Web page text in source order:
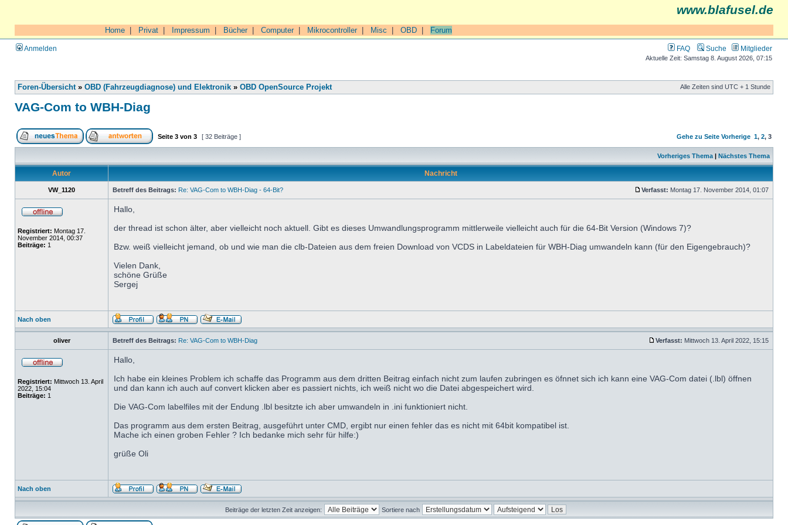
www.blafusel.de
Home Privat Impressum Bücher| Computer| Mikrocontroller| Misc OBD Forum
Anmelden FAQ Suche Mitglieder
Aktuelle Zeit: Samstag 8. August 2026, 07:15
Foren-Übersicht» OBD (Fahrzeugdiagnose) und Elektronik » OBD OpenSource Projekt Alle Zeiten sind UTC + 1 Stunde
VAG-Com to WBH-Diag
Seite 3 von 3 [ 32 Beiträge ] Gehe zu Seite Vorherige 1, 2, 3
Vorheriges Thema | Nächstes Thema
Autor Nachricht
VW_1120 Betreff des Beitrags: Re: VAG-Com to WBH-Diag - 64-Bit? Verfasst: Montag 17. November 2014, 01:07
Registriert: Montag 17.
November 2014, 00:37
Beiträge: 1
Hallo,
der thread ist schon älter, aber vielleicht noch aktuell. Gibt es dieses Umwandlungsprogramm mittlerweile vielleicht auch für die 64-Bit Version (Windows 7)?
Bzw. weiß vielleicht jemand, ob und wie man die clb-Dateien aus dem freien Download von VCDS in Labeldateien für WBH-Diag umwandeln kann (für den Eigengebrauch)?
Vielen Dank,
schöne Grüße
Sergej
Nach oben
oliver Betreff des Beitrags: Re: VAG-Com to WBH-Diag Verfasst: Mittwoch 13. April 2022, 15:15
Registriert: Mittwoch 13. April
2022, 15:04
Beiträge: 1
Hallo,
Ich habe ein kleines Problem ich schaffe das Programm aus dem dritten Beitrag einfach nicht zum laufen zubringen es öfnnet sich ich kann eine VAG-Com datei (.lbl) öffnen
und dan kann ich auch auf convert klicken aber es passiert nichts, ich weiß nicht wo die Datei abgespeichert wird.
Die VAG-Com labelfiles mit der Endung .lbl besitzte ich aber umwandeln in .ini funktioniert nicht.
Das programm aus dem ersten Beitrag, ausgeführt unter CMD, ergibt nur einen fehler das es nicht mit 64bit kompatibel ist.
Mache ich einen groben Fehler ? Ich bedanke mich sehr für hilfe:)
grüße Oli
Nach oben
Beiträge der letzten Zeit anzeigen: Sortiere nach